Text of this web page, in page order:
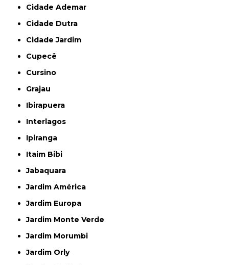
Cidade Ademar
Cidade Dutra
Cidade Jardim
Cupecê
Cursino
Grajau
Ibirapuera
Interlagos
Ipiranga
Itaim Bibi
Jabaquara
Jardim América
Jardim Europa
Jardim Monte Verde
Jardim Morumbi
Jardim Orly